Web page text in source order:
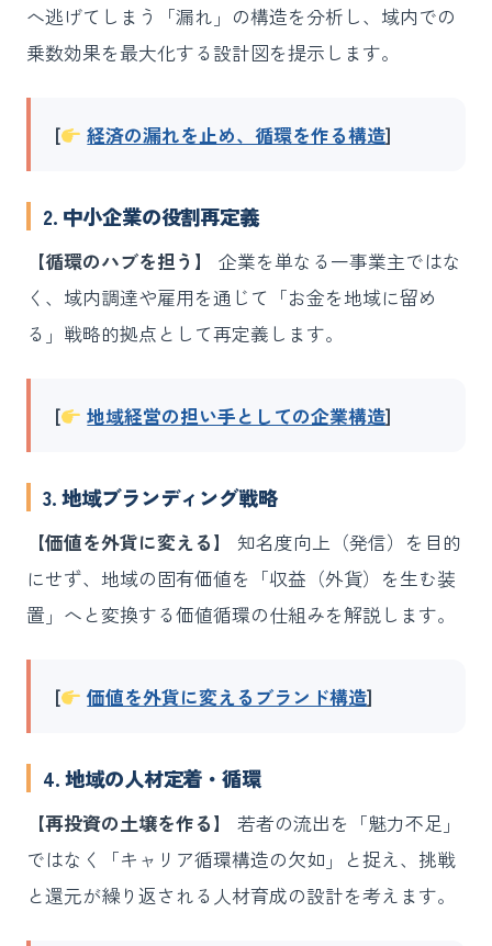
へ逃げてしまう「漏れ」の構造を分析し、域内での
乗数効果を最大化する設計図を提示します。
[ 経済の漏れを止め、循環を作る構造]
2. 中小企業の役割再定義
【循環のハブを担う】
企業を単なる一事業主ではな
く、域内調達や雇用を通じて「お金を地域に留め
る」戦略的拠点として再定義します。
[ 地域経営の担い手としての企業構造]
3. 地域ブランディング戦略
【価値を外貨に変える】
知名度向上（発信）を目的
にせず、地域の固有価値を「収益（外貨）を生む装
置」へと変換する価値循環の仕組みを解説します。
[ 価値を外貨に変えるブランド構造]
4. 地域の人材定着・循環
【再投資の土壌を作る】
若者の流出を「魅力不足」
ではなく「キャリア循環構造の欠如」と捉え、挑戦
と還元が繰り返される人材育成の設計を考えます。